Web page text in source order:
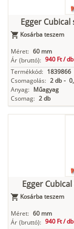
Egger
Kosárba teszem
Méret: 60 mm
Ár (bruttó): 940 Ft /db
Termékkód: 1839866
Csomagolás: 2 db -
Anyag: Műagyag
Csomag: 2 db
Egger
Kosárba teszem
Méret: 60 mm
Ár (bruttó): 940 Ft /db